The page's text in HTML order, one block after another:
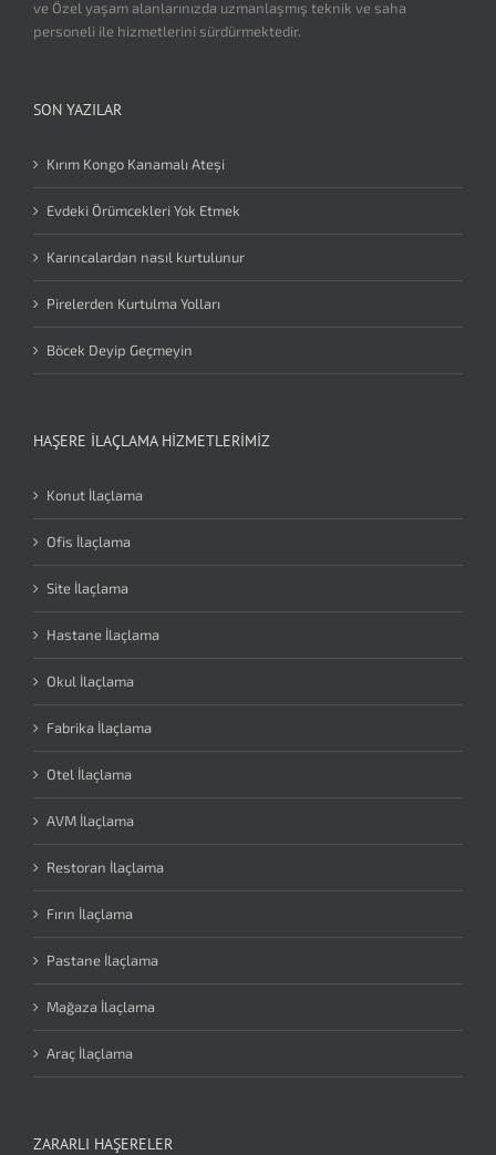
ve Özel yaşam alanlarınızda uzmanlaşmış teknik ve saha
personeli ile hizmetlerini sürdürmektedir.
SON YAZILAR
Kırım Kongo Kanamalı Ateşi
Evdeki Örümcekleri Yok Etmek
Karıncalardan nasıl kurtulunur
Pirelerden Kurtulma Yolları
Böcek Deyip Geçmeyin
HAŞERE İLAÇLAMA HIZMETLERIMIZ
Konut İlaçlama
Ofis İlaçlama
Site İlaçlama
Hastane İlaçlama
Okul İlaçlama
Fabrika İlaçlama
Otel İlaçlama
AVM İlaçlama
Restoran İlaçlama
Fırın İlaçlama
Pastane İlaçlama
Mağaza İlaçlama
Araç İlaçlama
ZARARLI HAŞERELER